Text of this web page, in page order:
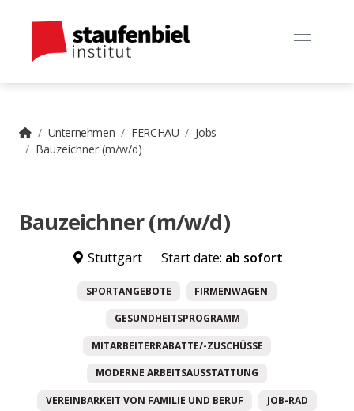
Unternehmen FERCHAU
Jobs
Bauzeichner (m/w/d)
Bauzeichner (m/w/d)
Stuttgart Start date: ab sofort
SPORTANGEBOTE FIRMENWAGEN
GESUNDHEITSPROGRAMM
MITARBEITERRABATTE/-ZUSCHÜSSE
MODERNE ARBEITSAUSSTATTUNG
VEREINBARKEIT VON FAMILIE UND BERUF JOB-RAD